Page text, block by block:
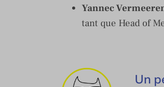
Yannec
tant que Head of
Un